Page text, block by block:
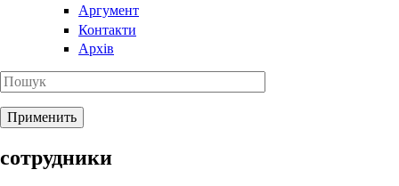
Аргумент
Контакти
Архів
сотрудники